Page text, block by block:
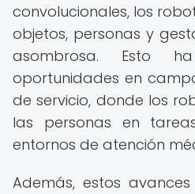
convolucionales, los
objetos, personas y
asombrosa. Esto
oportunidades en
de servicio, donde los
las personas en
entornos de atención
Además, estos